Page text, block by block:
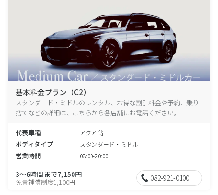
基本料金プラン（C2）
スタンダード・ミドルのレンタル、お得な割引料金や予約、乗り
捨てなどの詳細は、こちらから各店舗にお電話ください。
代表車種 アクア 等
ボディタイプ スタンダード・ミドル
営業時間 08:00-20:00
3～6時間まで7,150円
免責補償制度1,100円 082-921-0100